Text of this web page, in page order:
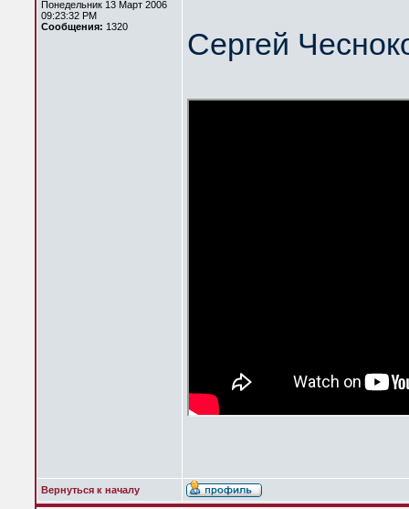
Понедельник 13 Март 2006
09:23:32 PM
Сообщения: 1320 Сергей
Вернуться к началу